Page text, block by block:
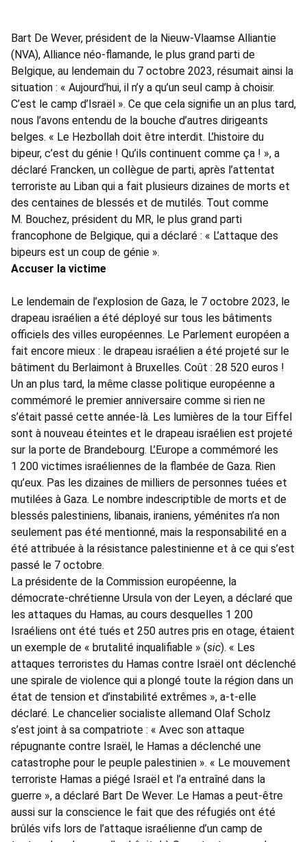
Bart De Wever, président de la Nieuw-Vlaamse Alliantie
(NVA), Alliance néo-flamande, le plus grand parti de
Belgique, au lendemain du 7 octobre 2023, résumait ainsi la
situation : « Aujourd’hui, il n’y a qu’un seul camp à choisir.
C’est le camp d’Israël ». Ce que cela signifie un an plus tard,
nous l’avons entendu de la bouche d’autres dirigeants
belges. « Le Hezbollah doit être interdit. L’histoire du
bipeur, c’est du génie ! Qu’ils continuent comme ça ! », a
déclaré Francken, un collègue de parti, après l’attentat
terroriste au Liban qui a fait plusieurs dizaines de morts et
des centaines de blessés et de mutilés. Tout comme
M. Bouchez, président du MR, le plus grand parti
francophone de Belgique, qui a déclaré : « L’attaque des
bipeurs est un coup de génie ».
Accuser la victime
Le lendemain de l’explosion de Gaza, le 7 octobre 2023, le
drapeau israélien a été déployé sur tous les bâtiments
officiels des villes européennes. Le Parlement européen a
fait encore mieux : le drapeau israélien a été projeté sur le
bâtiment du Berlaimont à Bruxelles. Coût : 28 520 euros !
Un an plus tard, la même classe politique européenne a
commémoré le premier anniversaire comme si rien ne
s’était passé cette année-là. Les lumières de la tour Eiffel
sont à nouveau éteintes et le drapeau israélien est projeté
sur la porte de Brandebourg. L’Europe a commémoré les
1 200 victimes israéliennes de la flambée de Gaza. Rien
qu’eux. Pas les dizaines de milliers de personnes tuées et
mutilées à Gaza. Le nombre indescriptible de morts et de
blessés palestiniens, libanais, iraniens, yéménites n’a non
seulement pas été mentionné, mais la responsabilité en a
été attribuée à la résistance palestinienne et à ce qui s’est
passé le 7 octobre.
La présidente de la Commission européenne, la
démocrate-chrétienne Ursula von der Leyen, a déclaré que
les attaques du Hamas, au cours desquelles 1 200
Israéliens ont été tués et 250 autres pris en otage, étaient
un exemple de « brutalité inqualifiable » (sic). « Les
attaques terroristes du Hamas contre Israël ont déclenché
une spirale de violence qui a plongé toute la région dans un
état de tension et d’instabilité extrêmes », a-t-elle
déclaré. Le chancelier socialiste allemand Olaf Scholz
s’est joint à sa compatriote : « Avec son attaque
répugnante contre Israël, le Hamas a déclenché une
catastrophe pour le peuple palestinien ». « Le mouvement
terroriste Hamas a piégé Israël et l’a entraîné dans la
guerre », a déclaré Bart De Wever. Le Hamas a peut-être
aussi sur la conscience le fait que des réfugiés ont été
brûlés vifs lors de l’attaque israélienne d’un camp de